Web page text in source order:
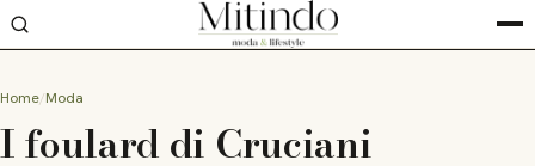
Home Moda
I foulard di Cruciani